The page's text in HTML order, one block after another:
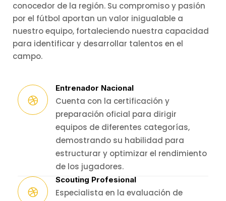
conocedor de la región. Su compromiso y pasión
por el fútbol aportan un valor inigualable a
nuestro equipo, fortaleciendo nuestra capacidad
para identificar y desarrollar talentos en el
campo.
Entrenador Nacional
Cuenta con la certificación y
preparación oficial para dirigir
equipos de diferentes categorías,
demostrando su habilidad para
estructurar y optimizar el rendimiento
de los jugadores.
Scouting Profesional
Especialista en la evaluación de